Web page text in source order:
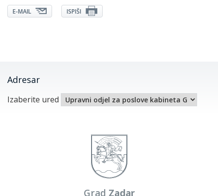
E-MAIL ISPIŠI
Adresar
Izaberite ured
Grad Zadar